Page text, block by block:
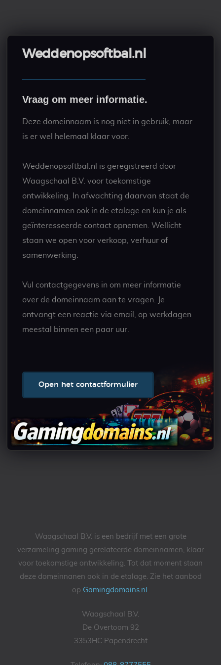
Weddenopsoftbal.nl
Vraag om meer informatie.
Deze domeinnaam is nog niet in gebruik, maar
is er wel helemaal klaar voor.
Weddenopsoftbal.nl is geregistreerd door
Waagschaal B.V. voor toekomstige
ontwikkeling. In afwachting daarvan staat de
domeinnamen ook in de etalage en kun je als
geïnteresseerde contact opnemen. Wellicht
staan we open voor verkoop, verhuur of
samenwerking.
Vul contactgegevens in om meer informatie
over de domeinnaam aan te vragen. Je
ontvangt een reactie via email, op werkdagen
meestal binnen een paar uur.
Waagschaal B.V. is een bedrijf met een grote
verzameling gaming gerelateerde domeinnamen, klaar
voor toekomstige ontwikkeling. Tot dat moment staan
deze domeinnanen ook in de etalage. Zie het aanbod
op Gamingdomains.nl .
Waagschaal B.V.
De Overtoom 92
3353HC Papendrecht